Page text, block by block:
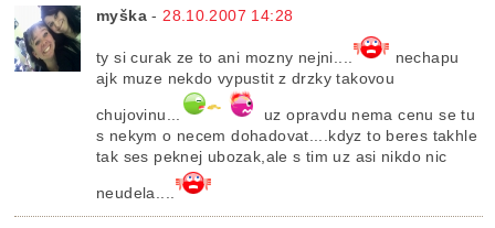
myška -28.10.2007 14:28
ty si curak ze to ani mozny nejni....
nechapu
ajk muze nekdo vypustit z drzky takovou
chujovinu...
uz opravdu nema cenu se tu
s nekym o necem dohadovat....kdyz to beres takhle
tak ses peknej ubozak,ale s tim uz asi nikdo nic
neudela....